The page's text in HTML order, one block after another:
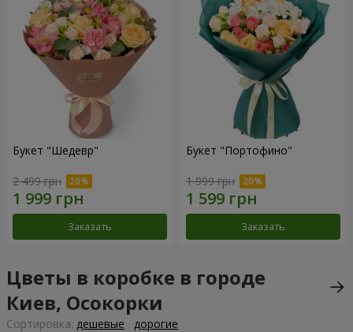
Букет "Шедевр"
2 499 грн
Заказать
Букет "Портофино"
1 999 грн
Заказать
Цветы в коробке в городе
Киев, Осокорки
Cортировка: дешевые дорогие